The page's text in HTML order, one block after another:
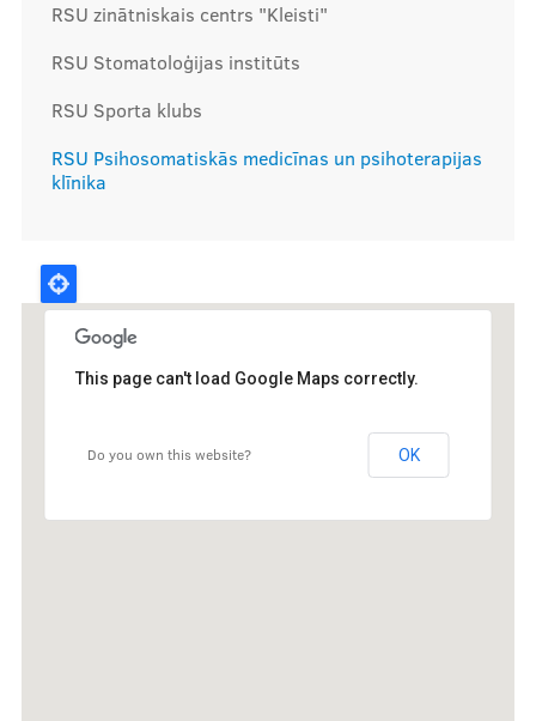
Apmācības un kursi
Bālinta grupas
Klīnisko gadījumu apraksti
RSU zinātniskais centrs "Kleisti"
RSU Stomatoloģijas institūts
RSU Sporta klubs
RSU Psihosomatiskās medicīnas un psihoterapijas
klīnika
This page can't load Google Maps correctly.
Do you own this website? OK